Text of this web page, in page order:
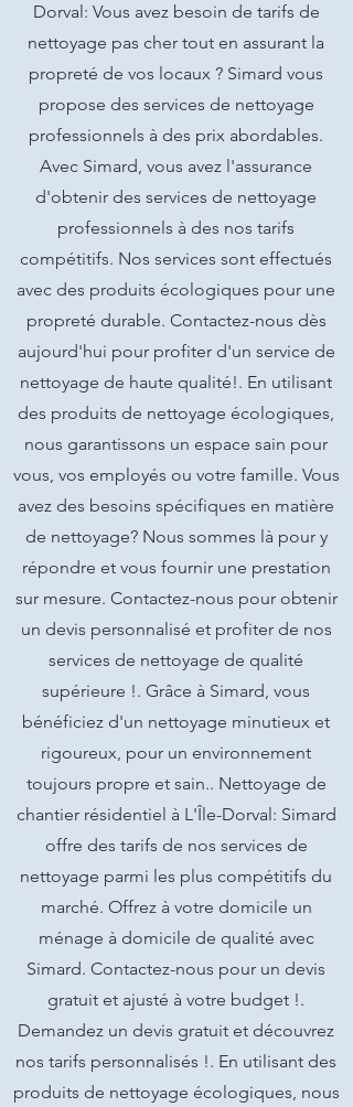
Dorval: Vous avez besoin de tarifs de
nettoyage pas cher tout en assurant la
propreté de vos locaux ? Simard vous
propose des services de nettoyage
professionnels à des prix abordables.
Avec Simard, vous avez l'assurance
d'obtenir des services de nettoyage
professionnels à des nos tarifs
compétitifs. Nos services sont effectués
avec des produits écologiques pour une
propreté durable. Contactez-nous dès
aujourd'hui pour profiter d'un service de
nettoyage de haute qualité!. En utilisant
des produits de nettoyage écologiques,
nous garantissons un espace sain pour
vous, vos employés ou votre famille. Vous
avez des besoins spécifiques en matière
de nettoyage? Nous sommes là pour y
répondre et vous fournir une prestation
sur mesure. Contactez-nous pour obtenir
un devis personnalisé et profiter de nos
services de nettoyage de qualité
supérieure !. Grâce à Simard, vous
bénéficiez d'un nettoyage minutieux et
rigoureux, pour un environnement
toujours propre et sain.. Nettoyage de
chantier résidentiel à L'Île-Dorval: Simard
offre des tarifs de nos services de
nettoyage parmi les plus compétitifs du
marché. Offrez à votre domicile un
ménage à domicile de qualité avec
Simard. Contactez-nous pour un devis
gratuit et ajusté à votre budget !.
Demandez un devis gratuit et découvrez
nos tarifs personnalisés !. En utilisant des
produits de nettoyage écologiques, nous